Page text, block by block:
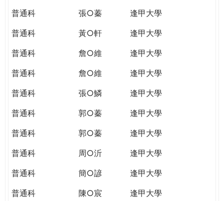
普通科
張○蓁
逢甲大學
普通科
黃○軒
逢甲大學
普通科
詹○維
逢甲大學
普通科
詹○維
逢甲大學
普通科
張○鱗
逢甲大學
普通科
郭○蓁
逢甲大學
普通科
郭○蓁
逢甲大學
普通科
周○沂
逢甲大學
普通科
簡○諺
逢甲大學
普通科
陳○宸 逢甲大學